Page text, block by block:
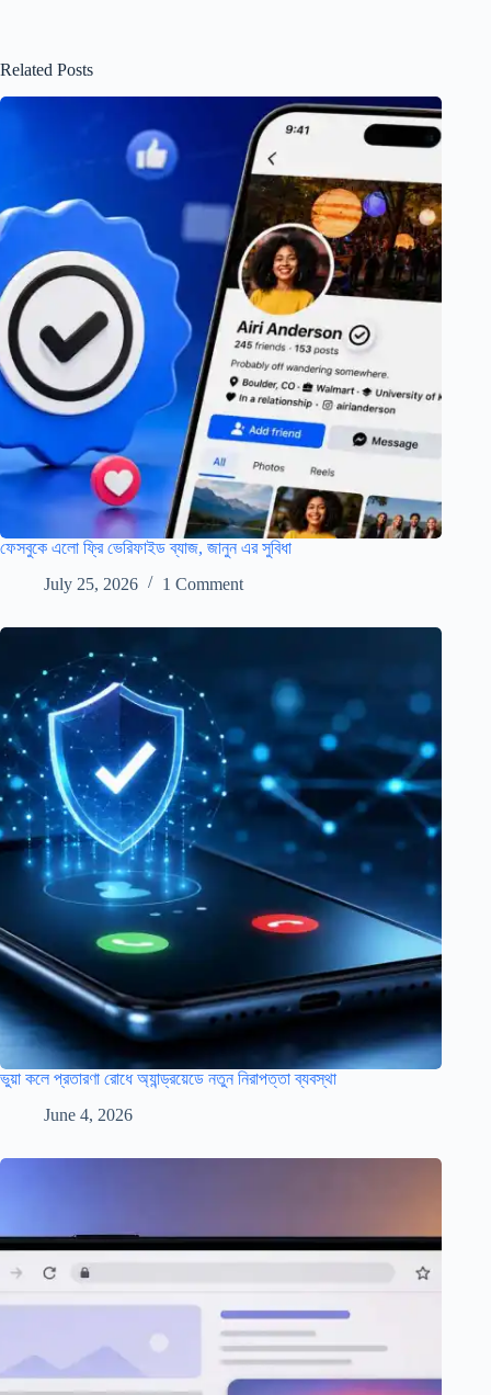
Related Posts
ফেসবুকে এলো ফ্রি ভেরিফাইড ব্যাজ, জানুন এর সুবিধা
July 25, 2026
1 Comment
ভুয়া কলে প্রতারণা রোধে অ্যান্ড্রয়েডে নতুন নিরাপত্তা ব্যবস্থা
June 4, 2026